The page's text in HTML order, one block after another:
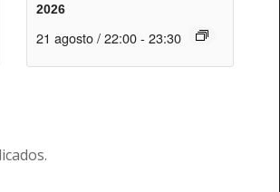
2026
21 agosto / 22:00 - 23:30